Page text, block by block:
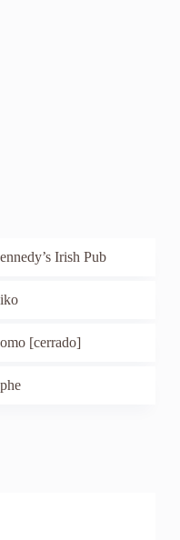
Irish Pub
[cerrado]